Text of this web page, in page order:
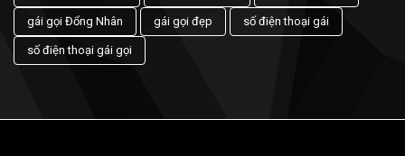
gái gọi Đổng Nhân gái gọi đẹp số điện thoại gái
số điện thoại gái gọi